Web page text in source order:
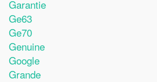
Garantie
Ge63
Ge70
Genuine
Google
Grande